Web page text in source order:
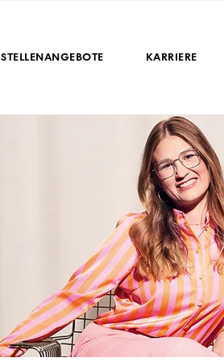
STELLENANGEBOTE KARRIERE